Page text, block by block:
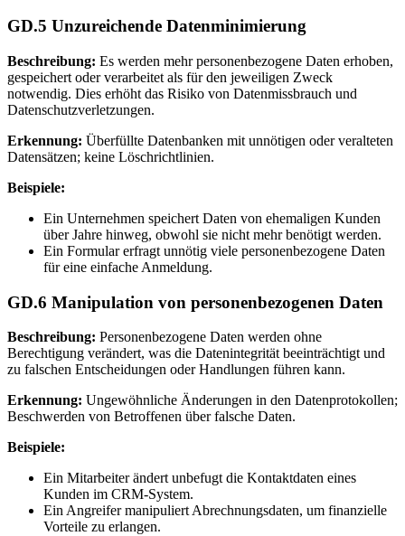
GD.5 Unzureichende Datenminimierung
Beschreibung: Es werden mehr personenbezogene Daten erhoben,
gespeichert oder verarbeitet als für den jeweiligen Zweck
notwendig. Dies erhöht das Risiko von Datenmissbrauch und
Datenschutzverletzungen.
Erkennung: Überfüllte Datenbanken mit unnötigen oder veralteten
Datensätzen; keine Löschrichtlinien.
Beispiele:
Ein Unternehmen speichert Daten von ehemaligen Kunden
über Jahre hinweg, obwohl sie nicht mehr benötigt werden.
Ein Formular erfragt unnötig viele personenbezogene Daten
für eine einfache Anmeldung.
GD.6 Manipulation von personenbezogenen Daten
Beschreibung: Personenbezogene Daten werden ohne
Berechtigung verändert, was die Datenintegrität beeinträchtigt und
zu falschen Entscheidungen oder Handlungen führen kann.
Erkennung: Ungewöhnliche Änderungen in den Datenprotokollen;
Beschwerden von Betroffenen über falsche Daten.
Beispiele:
Ein Mitarbeiter ändert unbefugt die Kontaktdaten eines
Kunden im CRM-System.
Ein Angreifer manipuliert Abrechnungsdaten, um finanzielle
Vorteile zu erlangen.